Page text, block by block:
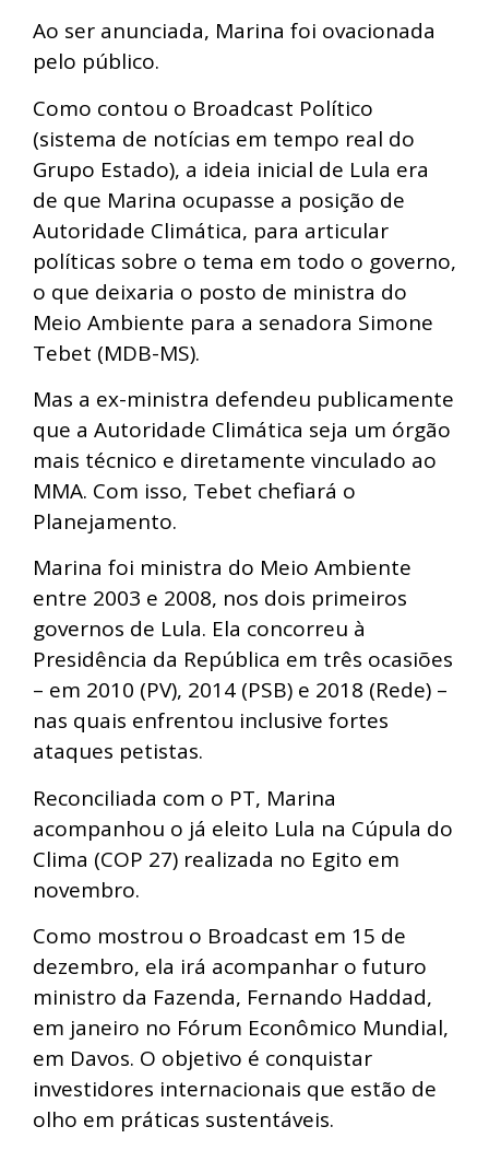
Ao ser anunciada, Marina foi ovacionada
pelo público.
Como contou o Broadcast Político
(sistema de notícias em tempo real do
Grupo Estado), a ideia inicial de Lula era
de que Marina ocupasse a posição de
Autoridade Climática, para articular
políticas sobre o tema em todo o governo,
o que deixaria o posto de ministra do
Meio Ambiente para a senadora Simone
Tebet (MDB-MS).
Mas a ex-ministra defendeu publicamente
que a Autoridade Climática seja um órgão
mais técnico e diretamente vinculado ao
MMA. Com isso, Tebet chefiará o
Planejamento.
Marina foi ministra do Meio Ambiente
entre 2003 e 2008, nos dois primeiros
governos de Lula. Ela concorreu à
Presidência da República em três ocasiões
– em 2010 (PV), 2014 (PSB) e 2018 (Rede) –
nas quais enfrentou inclusive fortes
ataques petistas.
Reconciliada com o PT, Marina
acompanhou o já eleito Lula na Cúpula do
Clima (COP 27) realizada no Egito em
novembro.
Como mostrou o Broadcast em 15 de
dezembro, ela irá acompanhar o futuro
ministro da Fazenda, Fernando Haddad,
em janeiro no Fórum Econômico Mundial,
em Davos. O objetivo é conquistar
investidores internacionais que estão de
olho em práticas sustentáveis.